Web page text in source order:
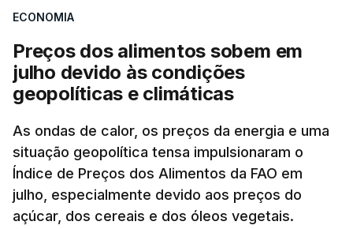
ECONOMIA
Preços dos alimentos sobem em
julho devido às condições
geopolíticas e climáticas
As ondas de calor, os preços da energia e uma
situação geopolítica tensa impulsionaram o
Índice de Preços dos Alimentos da FAO em
julho, especialmente devido aos preços do
açúcar, dos cereais e dos óleos vegetais.